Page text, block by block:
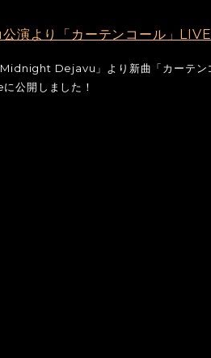
より「カーテンコール」LIVE
Midnight Dejavu」より新曲「カーテン
公開しました！